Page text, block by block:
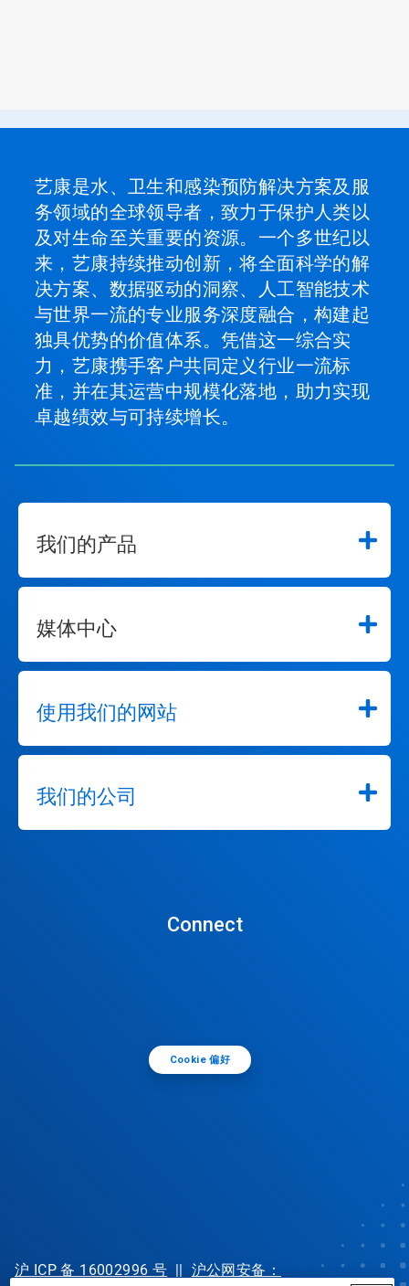
艺康是水、卫生和感染预防解决方案及服
务领域的全球领导者，致力于保护人类以
及对生命至关重要的资源。一个多世纪以
来，艺康持续推动创新，将全面科学的解
决方案、数据驱动的洞察、人工智能技术
与世界一流的专业服务深度融合，构建起
独具优势的价值体系。凭借这一综合实
力，艺康携手客户共同定义行业一流标
准，并在其运营中规模化落地，助力实现
卓越绩效与可持续增长。
我们的产品
媒体中心
使用我们的网站
我们的公司
Connect
Cookie 偏好
沪 ICP 备 16002996 号 || 沪公网安备：